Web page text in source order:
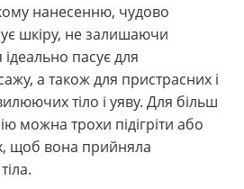
нанесенню, чудово
шкіру, не залишаючи
пасує для
а також для пристрасних і
тіло і уяву. Для більш
можна трохи підігріти або
щоб вона прийняла